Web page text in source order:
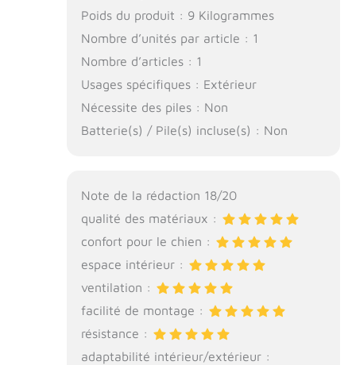
Poids du produit : 9 Kilogrammes
Nombre d’unités par article : 1
Nombre d’articles : 1
Usages spécifiques : Extérieur
Nécessite des piles : Non
Batterie(s) / Pile(s) incluse(s) : Non
Note de la rédaction 18/20
qualité des matériaux :
confort pour le chien :
espace intérieur :
ventilation :
facilité de montage :
résistance :
adaptabilité intérieur/extérieur :